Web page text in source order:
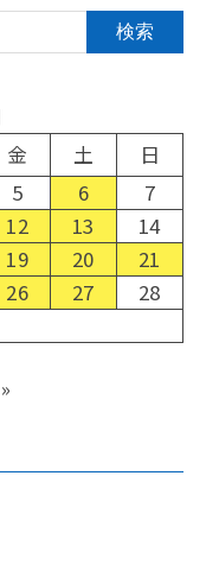
金 土
日
5 6
7
12 13
14
19 20
21
26 27
28